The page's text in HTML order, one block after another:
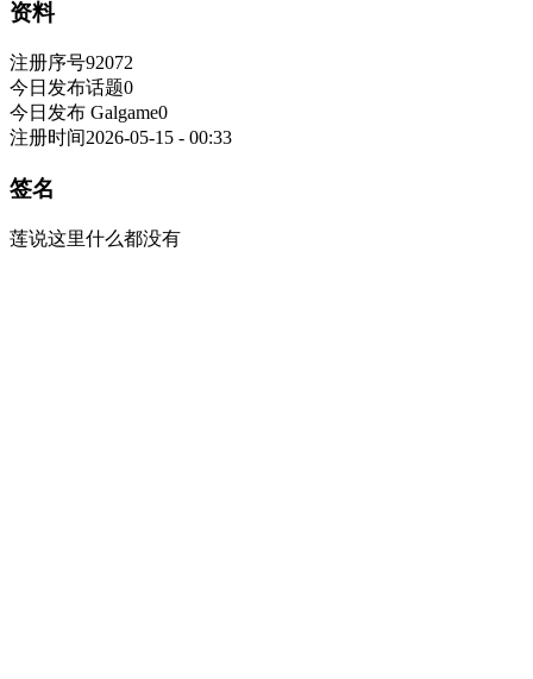
资料
注册序号92072
今日发布话题0
今日发布 Galgame0
注册时间2026-05-15 - 00:33
签名
莲说这里什么都没有